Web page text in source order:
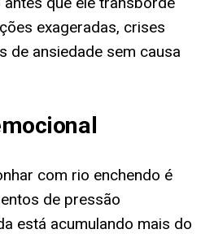
exageradas, crises
de ansiedade sem causa
com rio enchendo é
de pressão
está acumulando mais do